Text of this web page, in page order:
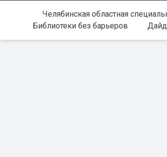
Челябинская областная
Библиотеки без барьеров